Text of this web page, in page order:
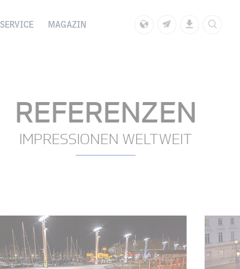
SERVICE
MAGAZIN
REFERENZEN
IMPRESSIONEN WELTWEIT